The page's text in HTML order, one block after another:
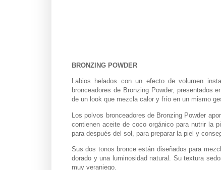
BRONZING POWDER
Labios helados con un efecto de volumen
bronceadores de Bronzing Powder, presentados
de un look que mezcla calor y frío en un mismo
Los polvos bronceadores de Bronzing Powder
contienen aceite de coco orgánico para nutrir la
para después del sol, para preparar la piel y
Sus dos tonos bronce están diseñados para
dorado y una luminosidad natural. Su textura
muy veraniego.